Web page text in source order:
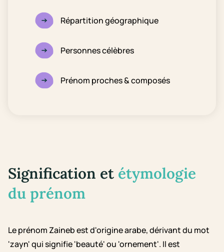
Répartition géographique
Personnes célèbres
Prénom proches & composés
Signification et étymologie
du prénom
Le prénom Zaineb est d'origine arabe, dérivant du mot
'zayn' qui signifie 'beauté' ou 'ornement'. Il est